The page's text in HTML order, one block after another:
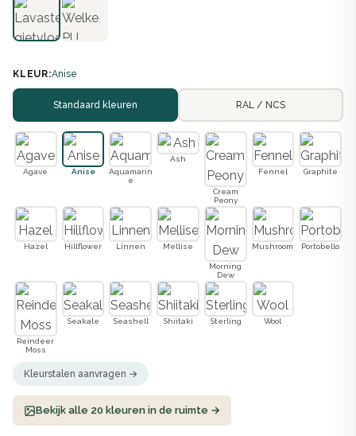
KLEUR:Anise
Standaard kleuren RAL / NCS
Agave Anise
Aquamarin
e
Ash
Cream
Peony
Fennel Graphite
Hazel Hillflower Linnen Mellise
Morning
Dew
Mushroom Portobello
Reindeer
Moss
Seakale Seashell Shiitaki Sterling Wool
Kleurstalen aanvragen →
Bekijk alle 20 kleuren in de ruimte →